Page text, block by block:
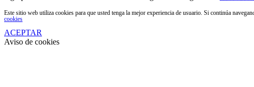
Este sitio web utiliza cookies para que usted tenga la mejor experiencia de usuario. Si continúa
cookies
ACEPTAR
Aviso de cookies